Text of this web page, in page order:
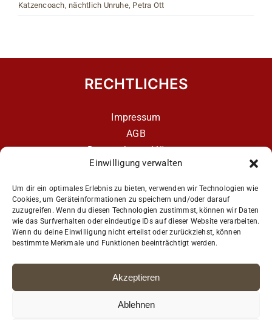
Einwilligung verwalten
Um dir ein optimales Erlebnis zu bieten, verwenden wir Technologien wie
Cookies, um Geräteinformationen zu speichern und/oder darauf
zuzugreifen. Wenn du diesen Technologien zustimmst, können wir Daten
wie das Surfverhalten oder eindeutige IDs auf dieser Website verarbeiten.
Wenn du deine Einwilligung nicht erteilst oder zurückziehst, können
bestimmte Merkmale und Funktionen beeinträchtigt werden.
Akzeptieren
Ablehnen
Katzencoach, nächtlich Unruhe, Petra Ott
RECHTLICHES
Impressum
AGB
Datenschutzerklärung
Datenschutzerklärung – aCATemy Katzentraining
App
Get Social